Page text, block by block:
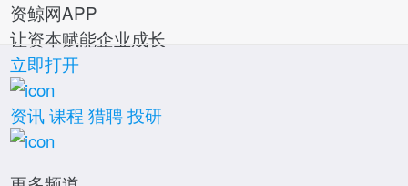
资鲸网APP
让资本赋能企业成长
立即打开
资讯课程 猎聘投研
资鲸网
活动